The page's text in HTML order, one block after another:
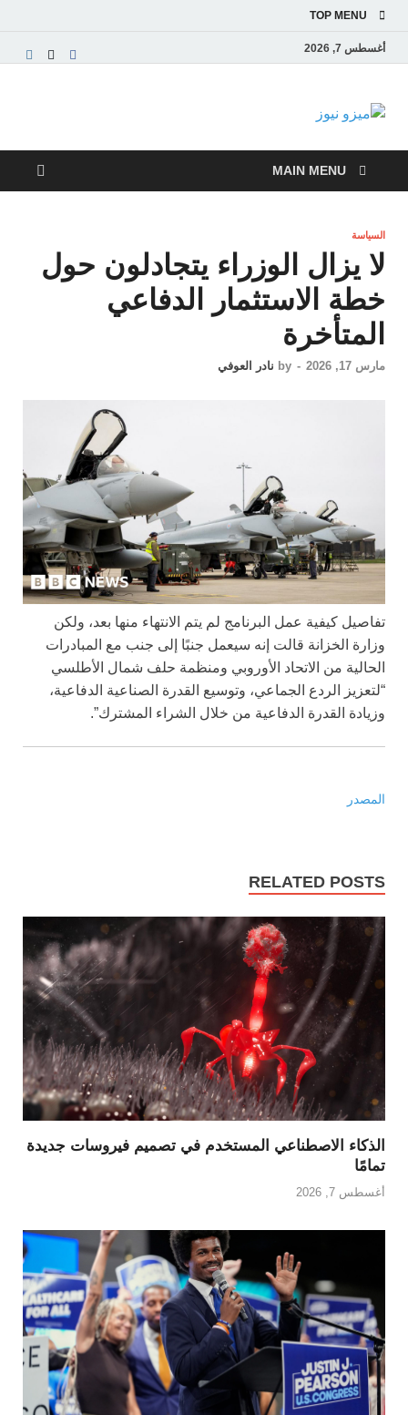
TOP MENU
أغسطس 7, 2026
ميزو نيوز
والاقتصادية
MAIN MENU
السياسة
لا يزال الوزراء يتجادلون حول
خطة الاستثمار الدفاعي
المتأخرة
مارس 17, 2026 -
by نادر العوفي
تفاصيل كيفية عمل البرنامج لم يتم الانتهاء منها بعد، ولكن
وزارة الخزانة قالت إنه سيعمل جنبًا إلى جنب مع المبادرات
الحالية من الاتحاد الأوروبي ومنظمة حلف شمال الأطلسي
“لتعزيز الردع الجماعي، وتوسيع القدرة الصناعية الدفاعية،
وزيادة القدرة الدفاعية من خلال الشراء المشترك”.
المصدر
RELATED POSTS
الذكاء الاصطناعي المستخدم في تصميم فيروسات جديدة
تمامًا
أغسطس 7, 2026